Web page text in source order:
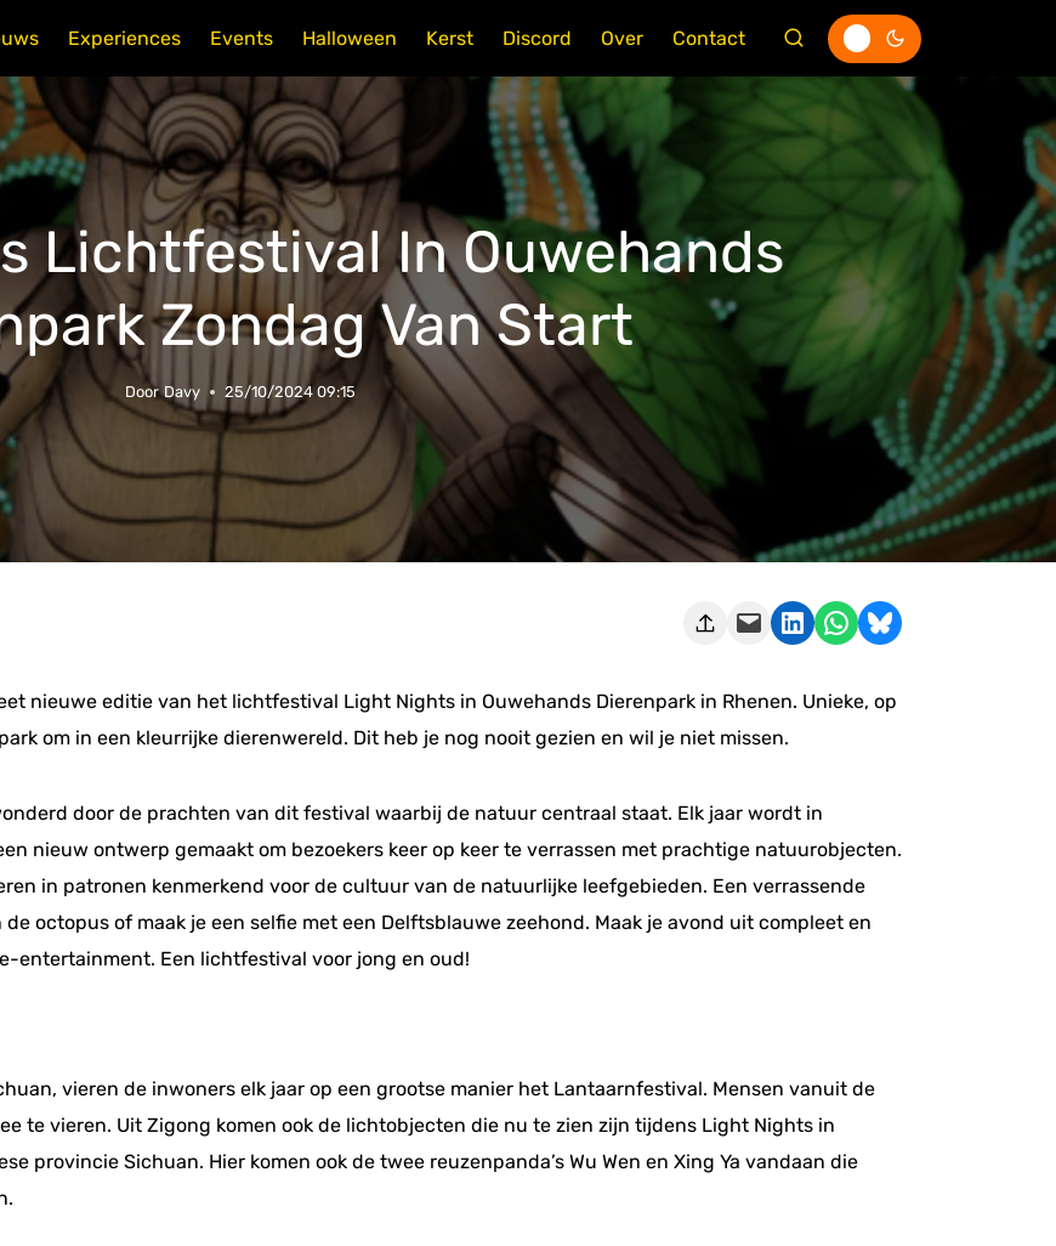
Experiences Events Halloween Kerst Discord Over Contact
Lichtfestival In Ouwehands
Zondag Van Start
Door Davy 25/10/2024 09:15
Deze pagina e-mailen Delen op LinkedIn Delen via WhatsApp Share on Bluesky
nieuwe editie van het lichtfestival Light Nights in Ouwehands Dierenpark in Rhenen. Unieke, op
om in een kleurrijke dierenwereld. Dit heb je nog nooit gezien en wil je niet missen.
door de prachten van dit festival waarbij de natuur centraal staat. Elk jaar wordt in
nieuw ontwerp gemaakt om bezoekers keer op keer te verrassen met prachtige natuurobjecten.
in patronen kenmerkend voor de cultuur van de natuurlijke leefgebieden. Een verrassende
octopus of maak je een selfie met een Delftsblauwe zeehond. Maak je avond uit compleet en
entertainment. Een lichtfestival voor jong en oud!
vieren de inwoners elk jaar op een grootse manier het Lantaarnfestival. Mensen vanuit de
te vieren. Uit Zigong komen ook de lichtobjecten die nu te zien zijn tijdens Light Nights in
provincie Sichuan. Hier komen ook de twee reuzenpanda’s Wu Wen en Xing Ya vandaan die